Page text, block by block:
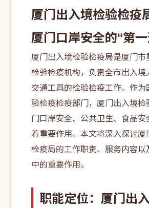
厦门出入境检验检疫
厦门口岸安全的“第
厦门出入境检验检疫局是厦门市
检验检疫机构，负责全市出入境
交通工具的检验检疫工作。作
验检疫检疫部门，厦门出入境检
门口岸安全、公共卫生、食品
着重要作用。本文将深入探讨厦
检疫局的工作职责、服务内容以
中的重要作用。
职能定位：厦门出